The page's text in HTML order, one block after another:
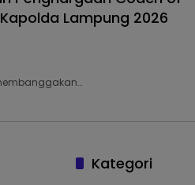
Lampung 2026
Kategori